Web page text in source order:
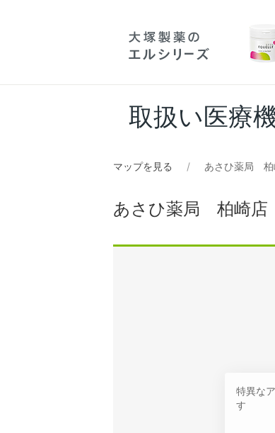
取扱い医療
マップを見る あさひ薬局 柏
あさひ薬局 柏崎店
特異な
す